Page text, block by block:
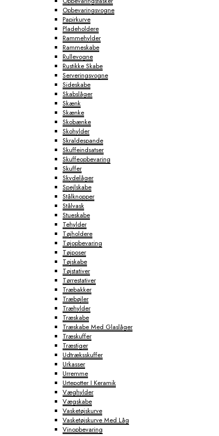
Opbevaringsvogne
Papirkurve
Pladeholdere
Rammehylder
Rammeskabe
Rullevogne
Rustikke Skabe
Serveringsvogne
Sideskabe
Skabslåger
Skænk
Skænke
Skobænke
Skohylder
Skraldespande
Skuffeindsatser
Skuffeopbevaring
Skuffer
Skydelåger
Spejlskabe
Stålknopper
Stålvask
Stueskabe
Tehylder
Tøjholdere
Tøjopbevaring
Tøjposer
Tøjskabe
Tøjstativer
Tørrestativer
Træbakker
Træbøjler
Træhylder
Træskabe
Træskabe Med Glaslåger
Træskuffer
Træstiger
Udtræksskuffer
Urkasser
Urremme
Urtepotter I Keramik
Væghylder
Vægskabe
Vasketøjskurve
Vasketøjskurve Med Låg
Vinopbevaring